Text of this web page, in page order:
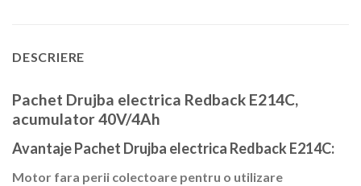
DESCRIERE
Pachet Drujba electrica Redback E214C,
acumulator 40V/4Ah
Avantaje Pachet Drujba electrica Redback E214C:
Motor fara perii colectoare pentru o utilizare